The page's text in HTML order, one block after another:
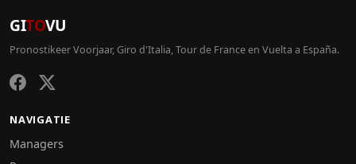
GITOVU
Pronostikeer Voorjaar, Giro d'Italia, Tour de France en Vuelta a España.
NAVIGATIE
Managers